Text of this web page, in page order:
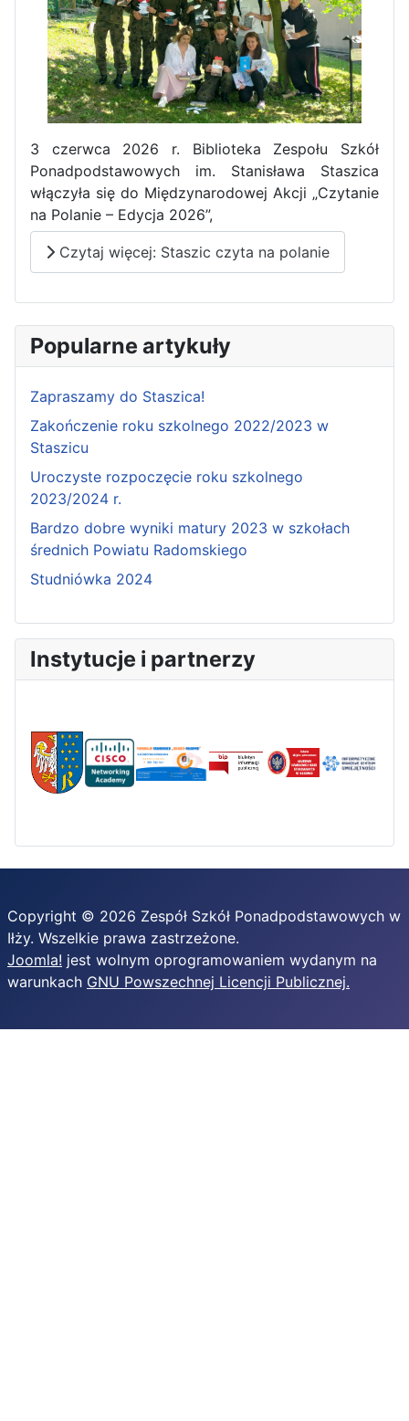
3 czerwca 2026 r. Biblioteka Zespołu Szkół
Ponadpodstawowych im. Stanisława Staszica
włączyła się do Międzynarodowej Akcji „Czytanie
na Polanie – Edycja 2026”,
Czytaj więcej: Staszic czyta na polanie
Popularne artykuły
Zapraszamy do Staszica!
Zakończenie roku szkolnego 2022/2023 w
Staszicu
Uroczyste rozpoczęcie roku szkolnego
2023/2024 r.
Bardzo dobre wyniki matury 2023 w szkołach
średnich Powiatu Radomskiego
Studniówka 2024
Instytucje i partnerzy
Copyright © 2026 Zespół Szkół Ponadpodstawowych w
Iłży. Wszelkie prawa zastrzeżone.
Joomla! jest wolnym oprogramowaniem wydanym na
warunkach GNU Powszechnej Licencji Publicznej.